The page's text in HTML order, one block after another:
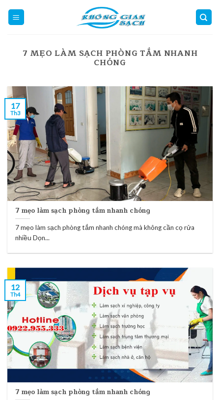
7 MẸO LÀM SẠCH PHÒNG TẮM NHANH
CHÓNG
7 mẹo làm sạch phòng tắm nhanh chóng
7 mẹo làm sạch phòng tắm nhanh chóng mà không cần cọ rửa
nhiều Dọn...
17
Th3
7 mẹo làm sạch phòng tắm nhanh chóng
12
Th4